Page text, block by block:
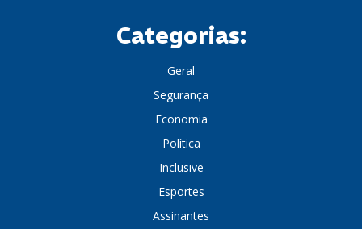
Categorias:
Geral
Segurança
Economia
Política
Inclusive
Esportes
Assinantes